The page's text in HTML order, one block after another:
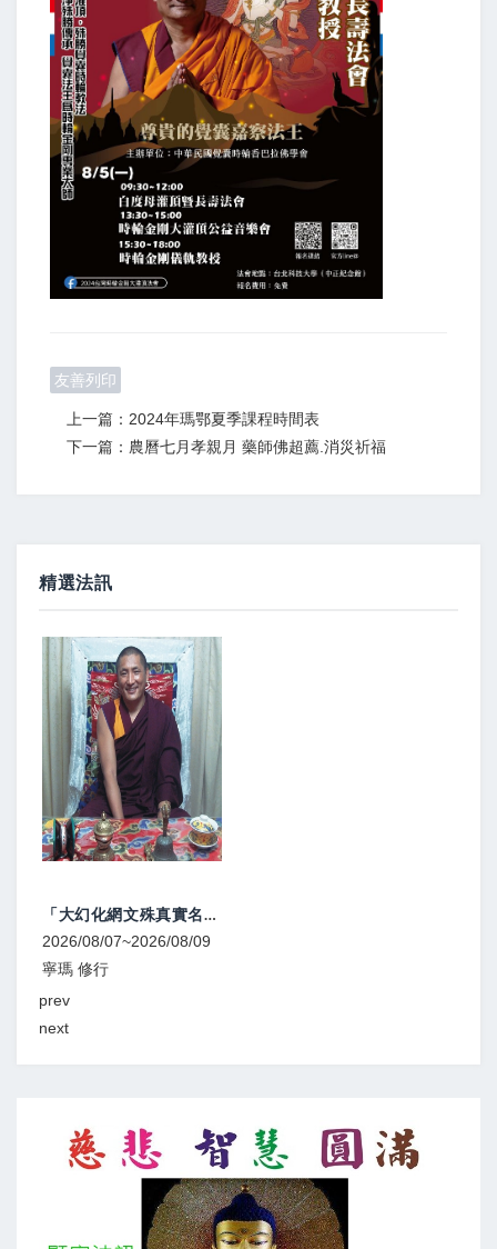
友善列印
上一篇：2024年瑪鄂夏季課程時間表
下一篇：農曆七月孝親月 藥師佛超薦.消災祈福
精選法訊
prev
next